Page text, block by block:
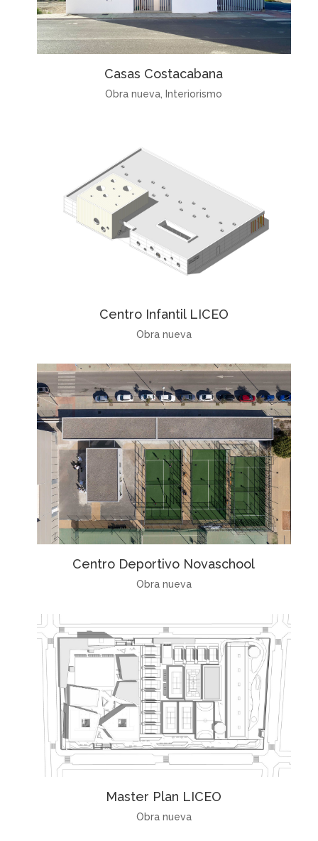
Casas Costacabana
Obra nueva Interiorismo
Centro Infantil LICEO
Obra nueva
Centro Deportivo Novaschool
Obra nueva
Master Plan LICEO
Obra nueva